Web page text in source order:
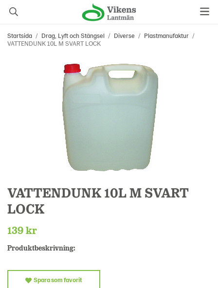
Startsida / Drag, Lyft och Stängsel / Diverse / Plastmanufaktur /
VATTENDUNK 10L M SVART LOCK
VATTENDUNK 10L M SVART
LOCK
139 kr
Produktbeskrivning:
Spara som favorit